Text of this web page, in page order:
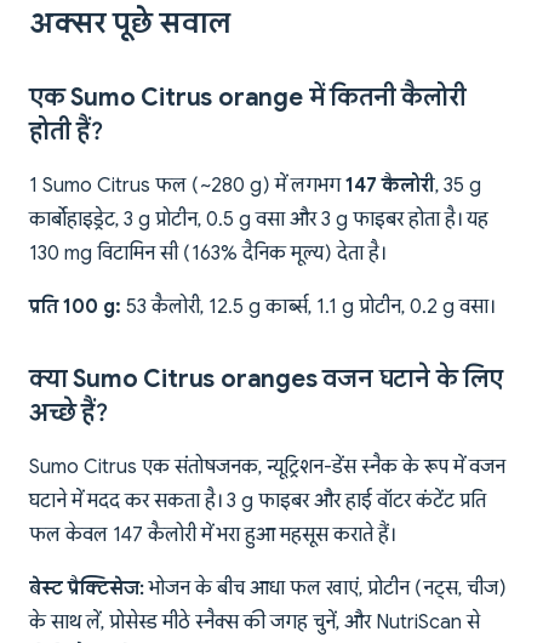
अक्सर पूछे सवाल
एक Sumo Citrus orange में कितनी कैलोरी
होती हैं?
1 Sumo Citrus फल (~280 g) में लगभग147 कैलोरी, 35 g
कार्बोहाइड्रेट, 3 g प्रोटीन, 0.5 g वसा और 3 g फाइबर होता है। यह
130 mg विटामिन सी (163% दैनिक मूल्य) देता है।
प्रति 100 g: 53 कैलोरी, 12.5 g कार्ब्स, 1.1 g प्रोटीन, 0.2 g वसा।
क्या Sumo Citrus oranges वजन घटाने के लिए
अच्छे हैं?
Sumo Citrus एक संतोषजनक, न्यूट्रिशन-डेंस स्नैक के रूप में वजन
घटाने में मदद कर सकता है। 3 g फाइबर और हाई वॉटर कंटेंट प्रति
फल केवल 147 कैलोरी में भरा हुआ महसूस कराते हैं।
बेस्ट प्रैक्टिसेज:भोजन के बीच आधा फल खाएं, प्रोटीन (नट्स, चीज)
के साथ लें, प्रोसेस्ड मीठे स्नैक्स की जगह चुनें, और NutriScan से